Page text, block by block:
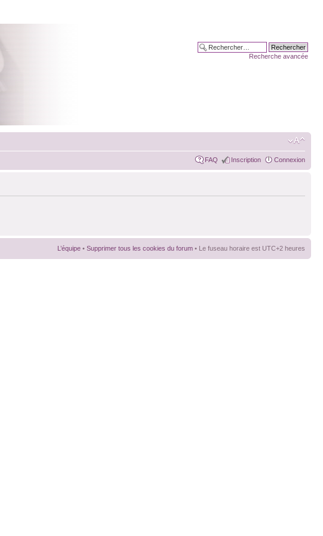
Recherche avancée
FAQ Inscription Connexion
L’équipe • Supprimer tous les cookies du forum • Le fuseau horaire est UTC+2 heures